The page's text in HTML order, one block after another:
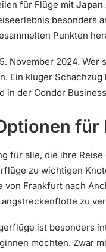
für Flüge mit Japan
besonders
Punkten
November 2024.
Ein kluger
in der Condor
für
für alle, die ihre
zu wichtigen
Frankfurt nach
zu
ist besonders
möchten. Zwar